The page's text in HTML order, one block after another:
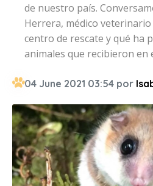
de nuestro país.
Herrera, médico
centro de rescate y qué ha
animales que recibieron en
04 June 2021 03:54 por